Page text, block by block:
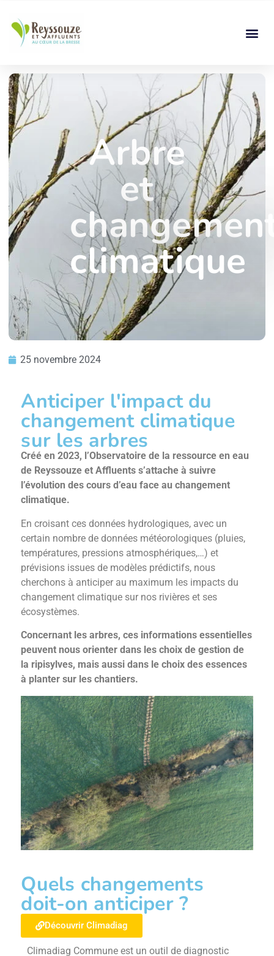
Arbre
et
climatique
25 novembre 2024
Anticiper l'impact du
changement climatique
sur les arbres
Créé en 2023, l’Observatoire de la ressource en eau
de Reyssouze et Affluents s’attache à suivre
l’évolution des cours d’eau face au changement
climatique.
En croisant ces données hydrologiques, avec un
certain nombre de données météorologiques (pluies,
températures, pressions atmosphériques,…) et
prévisions issues de modèles prédictifs, nous
cherchons à anticiper au maximum les impacts du
changement climatique sur nos rivières et ses
écosystèmes.
Concernant les arbres, ces informations essentielles
peuvent nous orienter dans les choix de gestion de
la ripisylves, mais aussi dans le choix des essences
à planter sur les chantiers.
Quels changements
doit-on anticiper ?
Découvrir Climadiag
Climadiag Commune est un outil de diagnostic